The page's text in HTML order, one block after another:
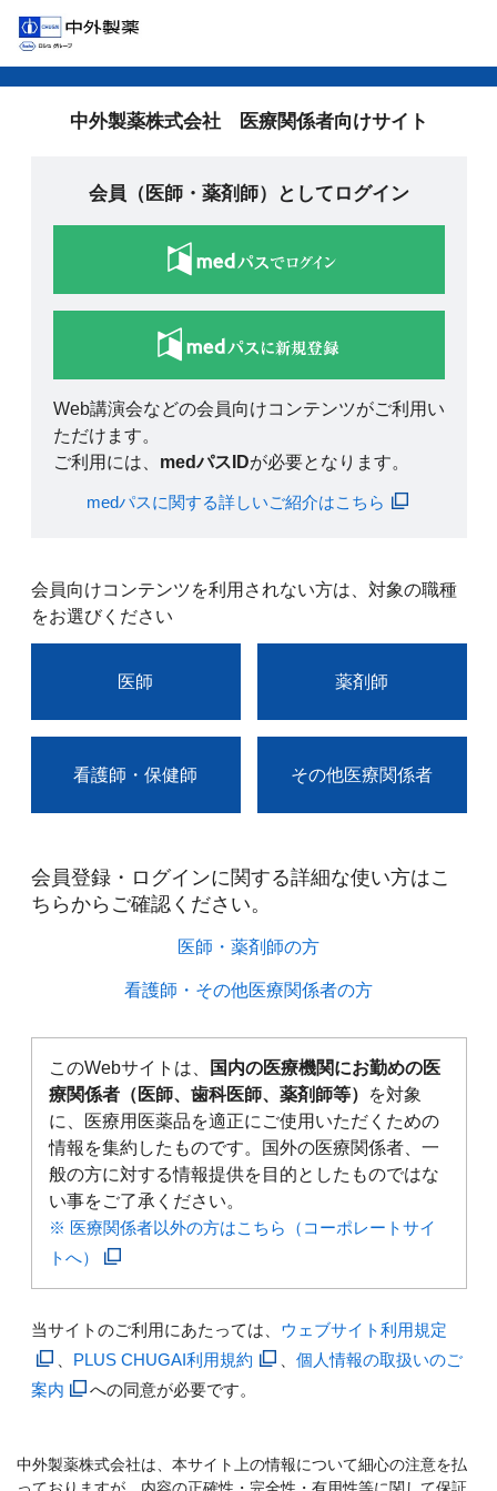
中外製薬株式会社 医療関係者向けサイト
会員（医師・薬剤師）としてログイン
Web講演会などの会員向けコンテンツがご利用い
ただけます。
ご利用には、 medパスIDが必要となります。
medパスに関する詳しいご紹介はこちら
会員向けコンテンツを利用されない方は、対象の職種
をお選びください
医師 薬剤師
看護師・保健師 その他医療関係者
会員登録・ログインに関する詳細な使い方はこ
ちらからご確認ください。​
医師・薬剤師の方​
看護師・その他医療関係者の方​
このWebサイトは、
国内の医療機関にお勤めの医
療関係者（医師、歯科医師、薬剤師等）
を対象
に、医療用医薬品を適正にご使用いただくための
情報を集約したものです。国外の医療関係者、一
般の方に対する情報提供を目的としたものではな
い事をご了承ください。
※ 医療関係者以外の方はこちら（コーポレートサイ
トへ）
当サイトのご利用にあたっては、 ウェブサイト利用規定
PLUS CHUGAI利用規約
個人情報の取扱いのご
案内
への同意が必要です。
中外製薬株式会社は、本サイト上の情報について細心の注意を払
っておりますが、内容の正確性・完全性・有用性等に関して保証